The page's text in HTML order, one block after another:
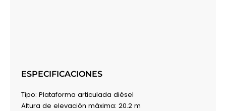
ESPECIFICACIONES
Tipo: Plataforma articulada diésel
Altura de elevación máxima: 20.2 m